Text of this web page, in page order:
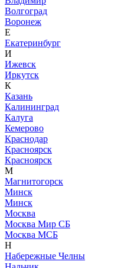
Волгоград
Воронеж
Е
Екатеринбург
И
Ижевск
Иркутск
К
Казань
Калининград
Калуга
Кемерово
Краснодар
Красноярск
Красноярск
М
Магнитогорск
Минск
Минск
Москва
Москва Мир СБ
Москва МСБ
Н
Набережные Челны